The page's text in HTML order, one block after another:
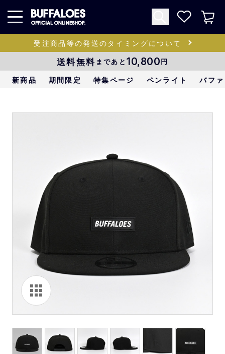
受注商品等の発送のタイミングについて
送料無料 まであと 10,800円
新商品 期間限定 特集ページ ペンライト バフ